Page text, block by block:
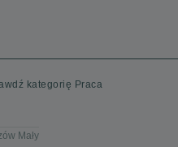
kategorię Praca
Mały